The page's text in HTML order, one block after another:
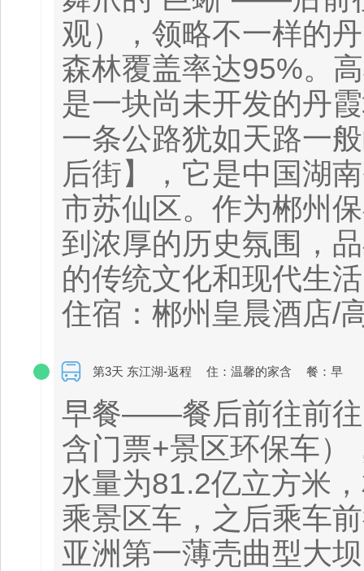
观），领略不一样的
森林覆盖率达95%。
是一块尚未开发的丹
一条公路犹如天路一
后街】，它是中国湖
市苏仙区。作为郴州
到浓厚的历史氛围，
的传统文化和现代
住宿：郴州皇晨酒店/
第3天 东江湖-返程 住：温馨的家含 餐：早
早餐——餐后前往前往
含门票+景区环保车）
水量为81.2亿立方米
乘景区车，之后乘车
亚洲第一薄壳曲型大